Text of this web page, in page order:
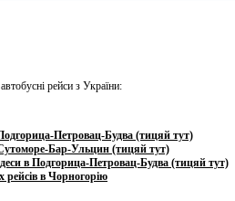
рейси з України:
Петровац-Будва (тицяй тут)
Бар-Ульцин (тицяй тут)
в Подгорица-Петровац-Будва (тицяй тут)
рейсів в Чорногорію